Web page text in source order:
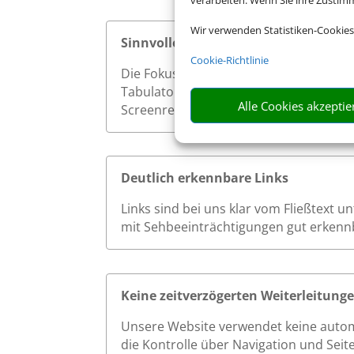
Wir verwenden Statistiken-
Cookie-Richtlinie
Alle Cookies
Sinnvolle Fokusreihenfolge bei
Die Fokusreihenfolge auf unserer
Tabulatortaste werden interaktive
Screenreader effizient und ohne
Deutlich erkennbare Links
Links sind bei uns klar vom Fließtext
mit Sehbeeinträchtigungen gut
Keine zeitverzögerten
Unsere Website verwendet keine
die Kontrolle über Navigation und